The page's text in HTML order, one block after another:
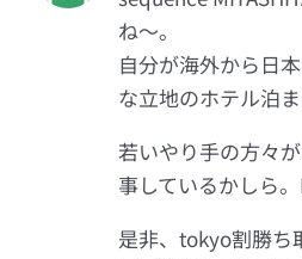
ね〜。
自分が海外から日
な立地のホテル泊
若いやり手の方々
事しているかしら
是非、tokyo割勝ち